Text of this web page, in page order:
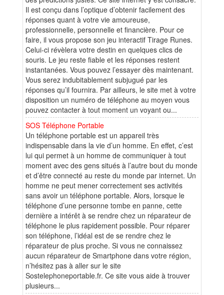
Il est conçu dans l’optique d’obtenir facilement des
réponses quant à votre vie amoureuse,
professionnelle, personnelle et financière. Pour ce
faire, il vous propose son jeu interactif Tirage Runes.
Celui-ci révèlera votre destin en quelques clics de
souris. Le jeu reste fiable et les réponses restent
instantanées. Vous pouvez l’essayer dès maintenant.
Vous serez indubitablement subjugué par les
réponses qu’il fournira. Par ailleurs, le site met à votre
disposition un numéro de téléphone au moyen vous
pouvez contacter à tout moment un voyant ou...
SOS Téléphone Portable
Un téléphone portable est un appareil très
indispensable dans la vie d’un homme. En effet, c’est
lui qui permet à un homme de communiquer à tout
moment avec des gens situés à l’autre bout du monde
et d’être connecté au reste du monde par internet. Un
homme ne peut mener correctement ses activités
sans avoir un téléphone portable. Alors, lorsque le
téléphone d’une personne tombe en panne, cette
dernière a intérêt à se rendre chez un réparateur de
téléphone le plus rapidement possible. Pour réparer
son téléphone, l’idéal est de se rendre chez le
réparateur de plus proche. Si vous ne connaissez
aucun réparateur de Smartphone dans votre région,
n’hésitez pas à aller sur le site
Sostelephoneportable.fr. Ce site vous aide à trouver
plusieurs...